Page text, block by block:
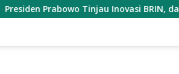
Tinjau Inovasi BRIN, dari